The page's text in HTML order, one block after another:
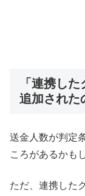
「連携し
追加された
送金人数が判定
ころがあるかも
ただ、連携した